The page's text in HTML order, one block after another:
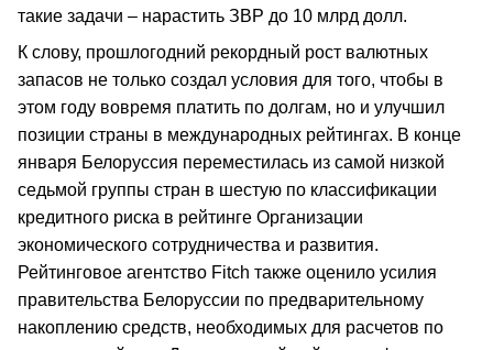
такие задачи – нарастить ЗВР до 10 млрд долл.
К слову, прошлогодний рекордный рост валютных
запасов не только создал условия для того, чтобы в
этом году вовремя платить по долгам, но и улучшил
позиции страны в международных рейтингах. В конце
января Белоруссия переместилась из самой низкой
седьмой группы стран в шестую по классификации
кредитного риска в рейтинге Организации
экономического сотрудничества и развития.
Рейтинговое агентство Fitch также оценило усилия
правительства Белоруссии по предварительному
накоплению средств, необходимых для расчетов по